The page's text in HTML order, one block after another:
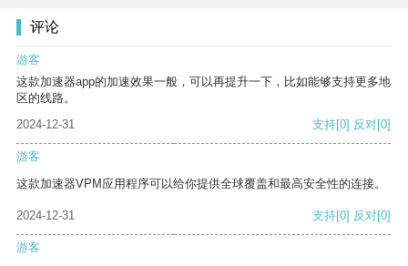
评论
游客
这款加速器app的加速效果一般，可以再提升一下，比如能够支持更多地
区的线路。
2024-12-31
支持[0] 反对[0]
游客
这款加速器VPM应用程序可以给你提供全球覆盖和最高安全性的连接。
2024-12-31 支持[0] 反对[0]
游客